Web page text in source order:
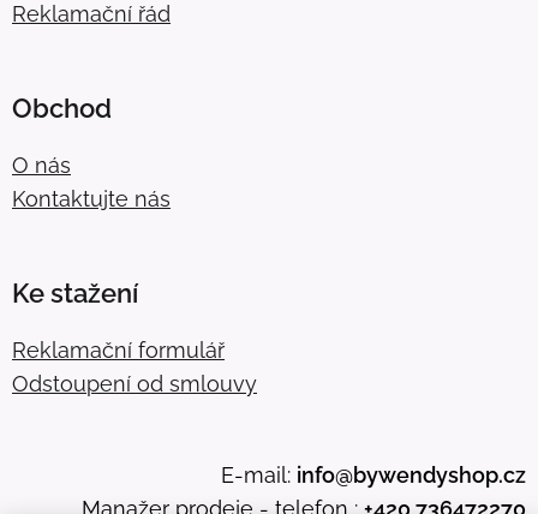
Reklamační řád
Obchod
O nás
Kontaktujte nás
Ke stažení
Reklamační formulář
Odstoupení od smlouvy
E-mail: info@bywendyshop.cz
Manažer prodeje - telefon : +420 736472270